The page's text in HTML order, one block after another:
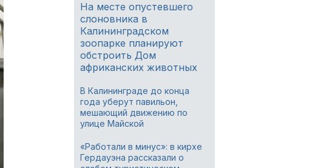
На месте опустевшего
слоновника в
Калининградском
зоопарке планируют
обстроить Дом
африканских животных
В Калининграде до конца
года уберут павильон,
мешающий движению по
улице Майской
«Работали в минус»: в кирхе
Гердауэна рассказали о